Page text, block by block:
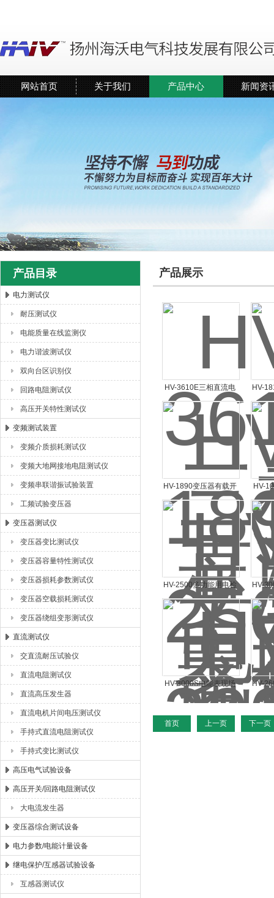
扬州海沃电气科技发展有限公司
网站首页 关于我们 产品中心 新闻资
产品目录
电力测试仪
耐压测试仪
电能质量在线监测仪
电力谐波测试仪
双向台区识别仪
回路电阻测试仪
高压开关特性测试仪
变频测试装置
变频介质损耗测试仪
变频大地网接地电阻测试仪
变频串联谐振试验装置
工频试验变压器
变压器测试仪
变压器变比测试仪
变压器容量特性测试仪
变压器损耗参数测试仪
变压器空载损耗测试仪
变压器绕组变形测试仪
直流测试仪
交直流耐压试验仪
直流电阻测试仪
直流高压发生器
直流电机片间电压测试仪
手持式直流电阻测试仪
手持式变比测试仪
高压电气试验设备
高压开关/回路电阻测试仪
大电流发生器
变压器综合测试设备
电力参数/电能计量设备
继电保护/互感器试验设备
互感器测试仪
产品展示
HV-3610E三相直流电
阻测试仪
HV-
HV-1890变压器有载开
关测试仪
HV-
HV-2500多功能用电检
查仪
HV-
HV-3000S电能表现场
校验仪
HV-
首页 上一页 下一页